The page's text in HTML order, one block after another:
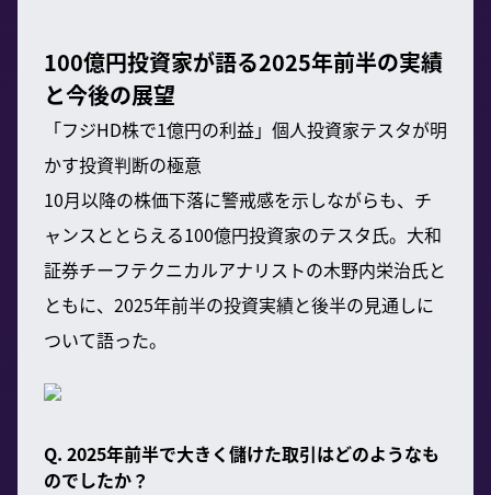
100億円投資家が語る2025年前半の実績
と今後の展望
「フジHD株で1億円の利益」個人投資家テスタが明
かす投資判断の極意
10月以降の株価下落に警戒感を示しながらも、チ
ャンスととらえる100億円投資家のテスタ氏。大和
証券チーフテクニカルアナリストの木野内栄治氏と
ともに、2025年前半の投資実績と後半の見通しに
ついて語った。
Q. 2025年前半で大きく儲けた取引はどのようなも
のでしたか？